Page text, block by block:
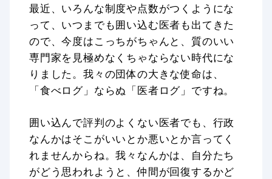
最近、いろんな制度や点数がつくようにな
って、いつまでも囲い込む医者も出てきた
ので、今度はこっちがちゃんと、質のいい
専門家を見極めなくちゃならない時代にな
りました。我々の団体の大きな使命は、
「食べログ」ならぬ「医者ログ」ですね。
囲い込んで評判のよくない医者でも、行政
なんかはそこがいいとか悪いとか言ってく
れませんからね。我々なんかは、自分たち
がどう思われようと、仲間が回復するかど